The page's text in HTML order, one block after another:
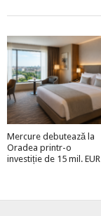
Mercure debutează la
Oradea printr-o
investiție de 15 mil. EUR